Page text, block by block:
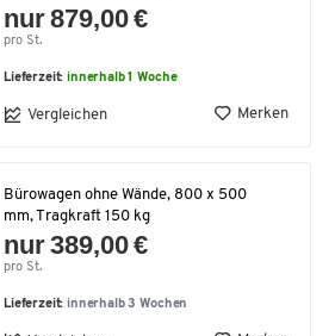
nur 879,00 €
pro St.
Lieferzeit:innerhalb 1 Woche
Vergleichen Merken
Bürowagen ohne Wände, 800 x 500
mm, Tragkraft 150 kg
nur 389,00 €
pro St.
Lieferzeit: innerhalb 3 Wochen